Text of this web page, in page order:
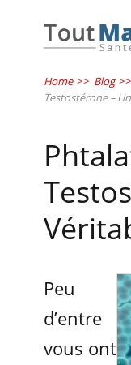
Home >> Blog >>
Testostérone –
Peu
d’entre
vous ont